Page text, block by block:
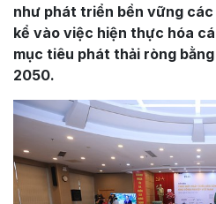
như phát triển bền vững các
kể vào việc hiện thực hóa
mục tiêu phát thải ròng
2050.